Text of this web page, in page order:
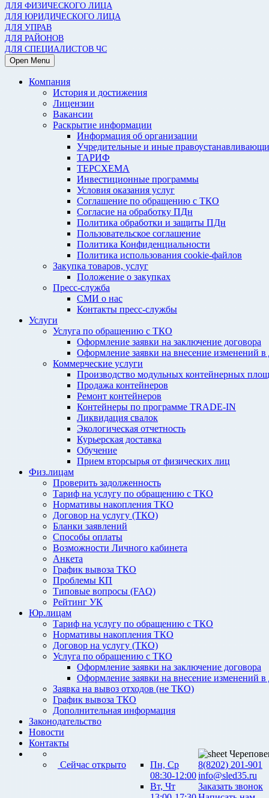
ДЛЯ ФИЗИЧЕСКОГО ЛИЦА
ДЛЯ ЮРИДИЧЕСКОГО ЛИЦА
ДЛЯ УПРАВ
ДЛЯ РАЙОНОВ
ДЛЯ СПЕЦИАЛИСТОВ ЧС
Open Menu
Компания
История и достижения
Лицензии
Вакансии
Раскрытие информации
Информация об организации
Учредительные и иные
ТАРИФ
ТЕРСХЕМА
Инвестиционные программы
Условия оказания услуг
Соглашение по обращению с ТКО
Согласие на обработку ПДн
Политика обработки и защиты ПДн
Пользовательское соглашение
Политика Конфиденциальности
Политика использования cookie-файлов
Закупка товаров, услуг
Положение о закупках
Пресс-служба
СМИ о нас
Контакты пресс-службы
Услуги
Услуга по обращению с ТКО
Оформление заявки на заключение договора
Оформление заявки на внесение изменений в
Коммерческие услуги
Производство модульных контейнерных
Продажа контейнеров
Ремонт контейнеров
Контейнеры по программе TRADE-IN
Ликвидация свалок
Экологическая отчетность
Курьерская доставка
Обучение
Прием вторсырья от физических лиц
Физ.лицам
Проверить задолженность
Тариф на услугу по обращению с ТКО
Нормативы накопления ТКО
Договор на услугу (ТКО)
Бланки заявлений
Способы оплаты
Возможности Личного кабинета
Анкета
График вывоза ТКО
Проблемы КП
Типовые вопросы (FAQ)
Рейтинг УК
Юр.лицам
Тариф на услугу по обращению с ТКО
Нормативы накопления ТКО
Договор на услугу (ТКО)
Услуга по обращению с ТКО
Оформление заявки на заключение договора
Оформление заявки на внесение изменений в
Заявка на вывоз отходов (не ТКО)
График вывоза ТКО
Дополнительная информация
Законодательство
Новости
Контакты
Сейчас открыто
Пн, Ср
08:30-12:00
Вт, Чт
8(8202) 201-901
info@sled35.ru
Заказать звонок